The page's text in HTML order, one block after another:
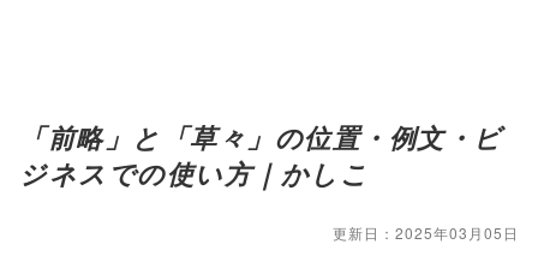
「前略」と「草々」の位置・例文・ビ
ジネスでの使い方｜かしこ
更新日：2025年03月05日